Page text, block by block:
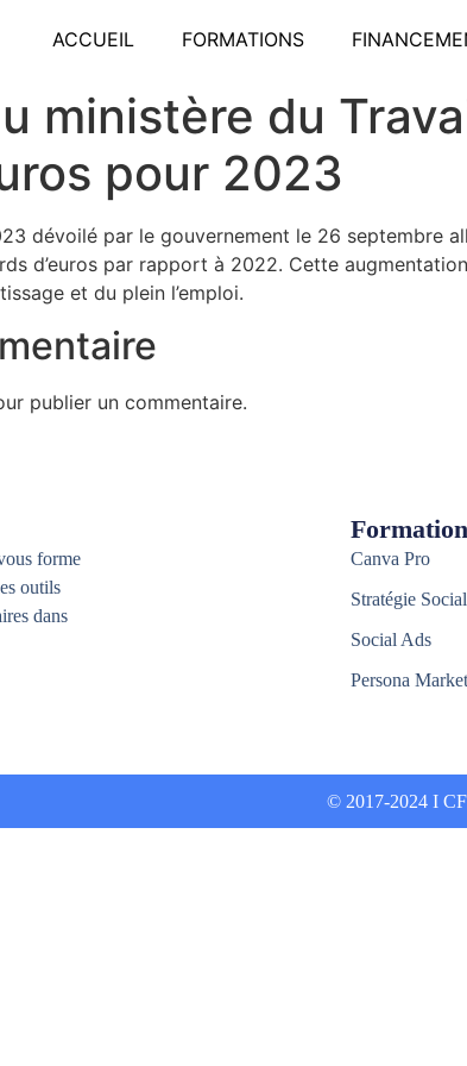
ACCUEIL FORMATIONS
ministère du
pour 2023
dévoilé par le gouvernement le 26 septembre
d’euros par rapport à 2022. Cette
et du plein l’emploi.
publier un commentaire.
forme
outils
dans
Canva Pro
Stratégie
Social Ads
Persona
© 2017-2024 I